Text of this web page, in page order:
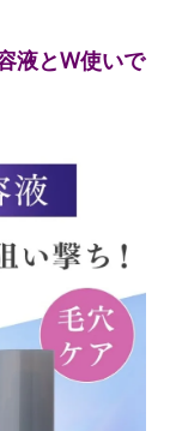
液とW使いで